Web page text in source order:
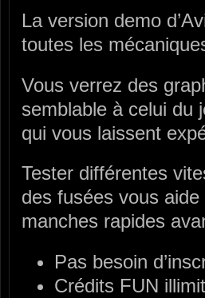
La version demo
toutes les
Vous verrez des
semblable à celui du
qui vous laissent
Tester différentes
des fusées vous
manches rapides
Pas besoin
Crédits FUN